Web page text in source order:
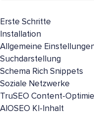
Erste Schritte
Installation
Allgemeine
Suchdarstellung
Schema Rich Snippets
Soziale Netzwerke
TruSEO Content-
AIOSEO KI-Inhalt